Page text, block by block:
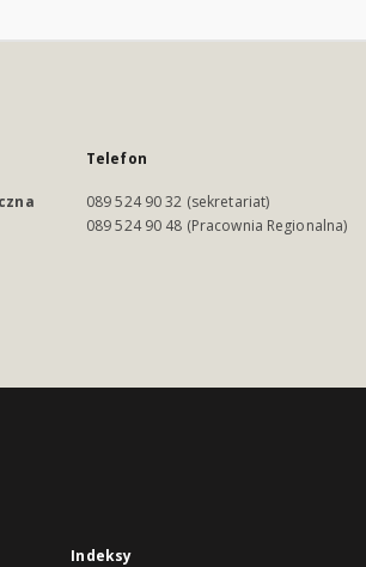
Telefon
089 524 90 32 (sekretariat)
089 524 90 48 (Pracownia Regionalna)
Indeksy